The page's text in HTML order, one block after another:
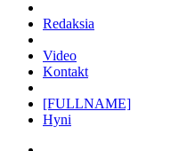
Redaksia
Video
Kontakt
[FULLNAME]
Hyni